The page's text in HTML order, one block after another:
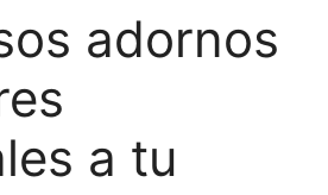
adornos
a tu